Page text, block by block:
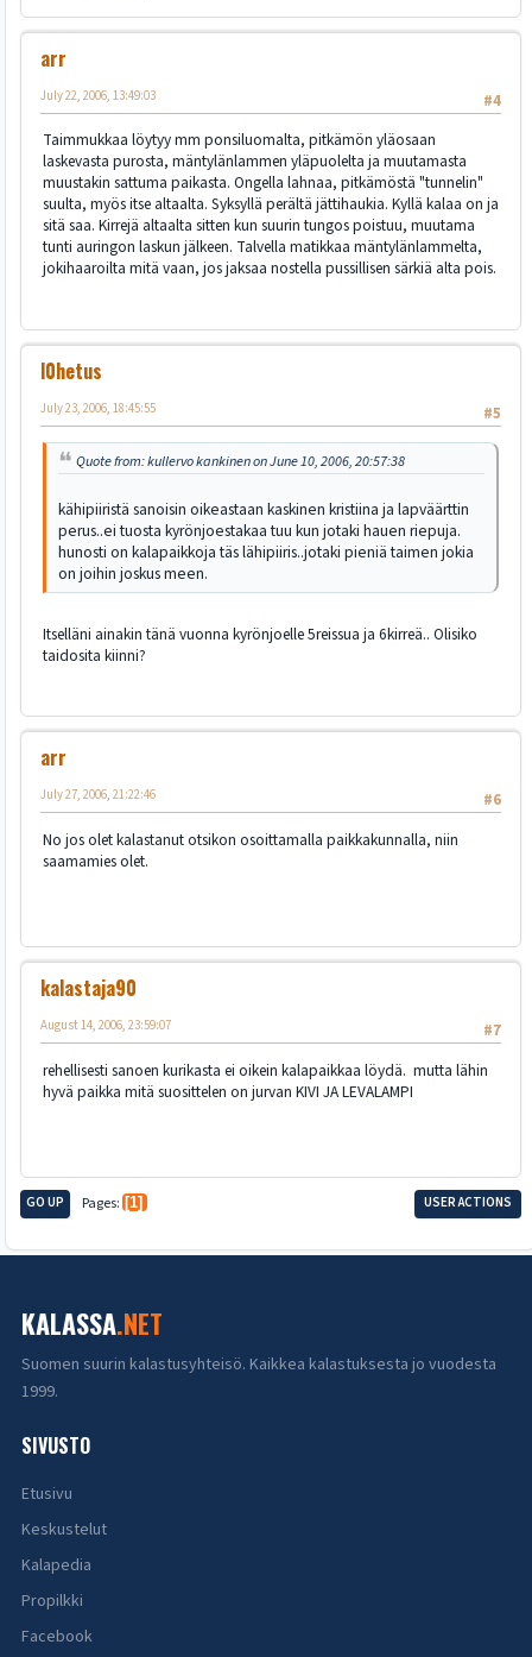
arr
#4
July 22, 2006, 13:49:03
Taimmukkaa löytyy mm ponsiluomalta, pitkämön yläosaan
laskevasta purosta, mäntylänlammen yläpuolelta ja muutamasta
muustakin sattuma paikasta. Ongella lahnaa, pitkämöstä "tunnelin"
suulta, myös itse altaalta. Syksyllä perältä jättihaukia. Kyllä kalaa on ja
sitä saa. Kirrejä altaalta sitten kun suurin tungos poistuu, muutama
tunti auringon laskun jälkeen. Talvella matikkaa mäntylänlammelta,
jokihaaroilta mitä vaan, jos jaksaa nostella pussillisen särkiä alta pois.
l0hetus
#5
July 23, 2006, 18:45:55
Quote from: kullervo kankinen on June 10, 2006, 20:57:38
kähipiiristä sanoisin oikeastaan kaskinen kristiina ja lapväärttin
perus..ei tuosta kyrönjoestakaa tuu kun jotaki hauen riepuja.
hunosti on kalapaikkoja täs lähipiiris..jotaki pieniä taimen jokia
on joihin joskus meen.
Itselläni ainakin tänä vuonna kyrönjoelle 5reissua ja 6kirreä.. Olisiko
taidosita kiinni?
arr
#6
July 27, 2006, 21:22:46
No jos olet kalastanut otsikon osoittamalla paikkakunnalla, niin
saamamies olet.
kalastaja90
#7
August 14, 2006, 23:59:07
rehellisesti sanoen kurikasta ei oikein kalapaikkaa löydä. mutta lähin
hyvä paikka mitä suosittelen on jurvan KIVI JA LEVALAMPI
GO UP Pages 1 USER ACTIONS
KALASSA.NET
Suomen suurin kalastusyhteisö. Kaikkea kalastuksesta jo vuodesta
1999.
SIVUSTO
Etusivu
Keskustelut
Kalapedia
Propilkki
Facebook